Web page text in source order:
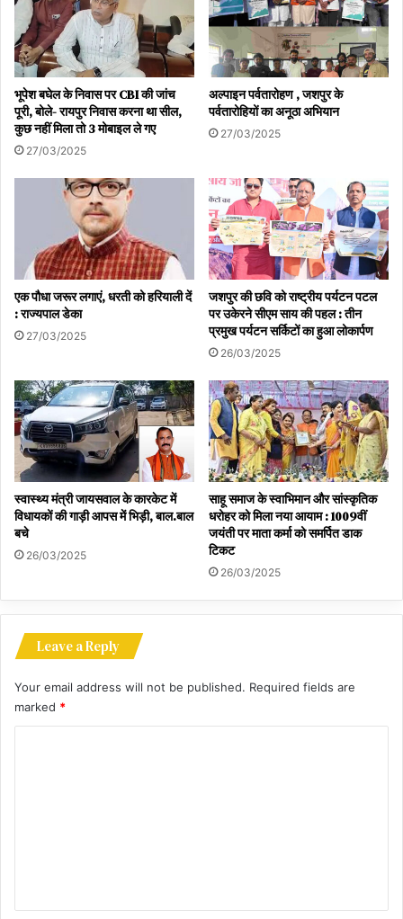
भूपेश बघेल के निवास पर CBI की जांच
पूरी, बोले- रायपुर निवास करना था सील,
कुछ नहीं मिला तो 3 मोबाइल ले गए
27/03/2025
अल्पाइन पर्वतारोहण , जशपुर के
पर्वतारोहियों का अनूठा अभियान
27/03/2025
एक पौधा जरूर लगाएं, धरती को हरियाली दें
: राज्यपाल डेका
27/03/2025
जशपुर की छवि को राष्ट्रीय पर्यटन पटल
पर उकेरने सीएम साय की पहल : तीन
प्रमुख पर्यटन सर्किटों का हुआ लोकार्पण
26/03/2025
स्वास्थ्य मंत्री जायसवाल के कारकेट में
विधायकों की गाड़ी आपस में भिड़ी, बाल.बाल
बचे
26/03/2025
साहू समाज के स्वाभिमान और सांस्कृतिक
धरोहर को मिला नया आयाम : 1009वीं
जयंती पर माता कर्मा को समर्पित डाक
टिकट
26/03/2025
Leave a Reply
Your email address will not be published. Required fields are
marked *